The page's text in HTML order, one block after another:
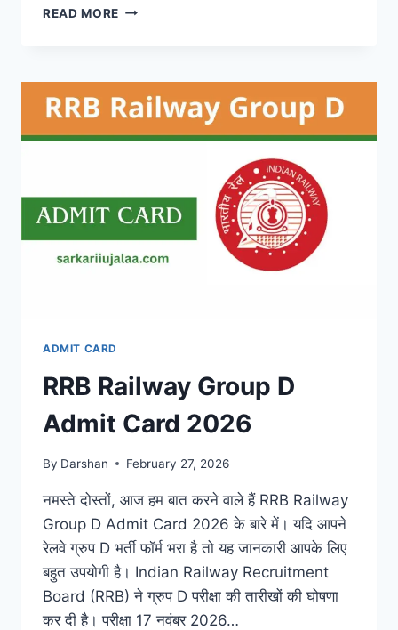
READ MORE MP
CARD
2026
@ESB.MP.GOV.IN
ADMIT CARD
RRB Railway Group D
Admit Card 2026
By Darshan February 27, 2026
नमस्ते दोस्तों, आज हम बात करने वाले हैं RRB Railway
Group D Admit Card 2026 के बारे में। यदि आपने
रेलवे ग्रुप D भर्ती फॉर्म भरा है तो यह जानकारी आपके लिए
बहुत उपयोगी है। Indian Railway Recruitment
Board (RRB) ने ग्रुप D परीक्षा की तारीखों की घोषणा
कर दी है। परीक्षा 17 नवंबर 2026…